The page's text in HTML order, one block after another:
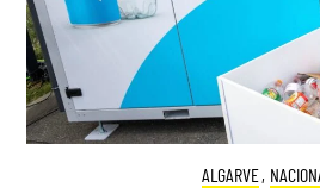
ALGARVE,